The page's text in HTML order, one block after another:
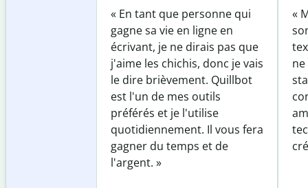
« En tant que personne qui
gagne sa vie en ligne en
écrivant, je ne dirais pas que
j'aime les chichis, donc je vais
le dire brièvement. Quillbot
est l'un de mes outils
préférés et je l'utilise
quotidiennement. Il vous fera
gagner du temps et de
l'argent. »
«